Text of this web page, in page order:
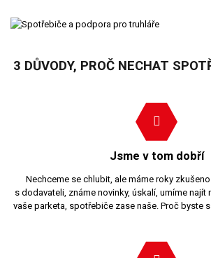
3 DŮVODY, PROČ NECHAT
Jsme v tom dobří
Nechceme se chlubit, ale máme roky
s dodavateli, známe novinky, úskalí, umíme najít
vaše parketa, spotřebiče zase naše. Proč byste